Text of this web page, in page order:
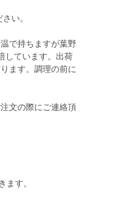
い。
で持ちますが葉野
しています。出荷
ます。調理の前に
文の際にご連絡頂
ます。